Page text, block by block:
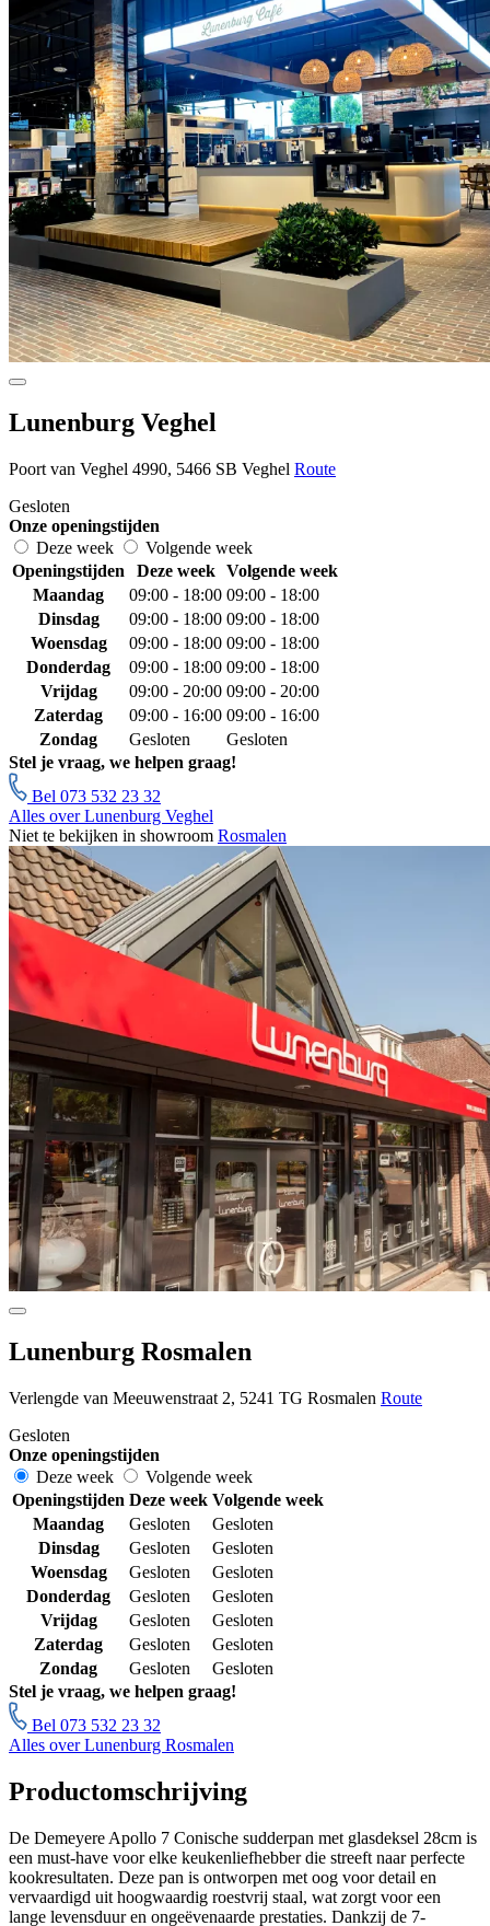
Lunenburg Veghel
Poort van Veghel 4990, 5466 SB Veghel Route
Gesloten
Onze openingstijden
Deze week
Volgende week
Openingstijden
Deze week
Volgende week
Maandag
09:00 - 18:00 09:00 - 18:00
Dinsdag
09:00 - 18:00 09:00 - 18:00
Woensdag
09:00 - 18:00 09:00 - 18:00
Donderdag
09:00 - 18:00 09:00 - 18:00
Vrijdag
09:00 - 20:00 09:00 - 20:00
Zaterdag
09:00 - 16:00 09:00 - 16:00
Zondag
Gesloten
Gesloten
Stel je vraag, we helpen graag!
Bel 073 532 23 32
Alles over Lunenburg Veghel
Niet te bekijken in showroom Rosmalen
Lunenburg Rosmalen
Verlengde van Meeuwenstraat 2, 5241 TG Rosmalen Route
Gesloten
Onze openingstijden
Deze week
Volgende week
Openingstijden Deze week Volgende week
Maandag
Gesloten
Gesloten
Dinsdag
Gesloten
Gesloten
Woensdag
Gesloten
Gesloten
Donderdag
Gesloten
Gesloten
Vrijdag
Gesloten
Gesloten
Zaterdag
Gesloten
Gesloten
Zondag
Gesloten
Gesloten
Stel je vraag, we helpen graag!
Bel 073 532 23 32
Alles over Lunenburg Rosmalen
Productomschrijving
De Demeyere Apollo 7 Conische sudderpan met glasdeksel 28cm is
een must-have voor elke keukenliefhebber die streeft naar perfecte
kookresultaten. Deze pan is ontworpen met oog voor detail en
vervaardigd uit hoogwaardig roestvrij staal, wat zorgt voor een
lange levensduur en ongeëvenaarde prestaties. Dankzij de 7-